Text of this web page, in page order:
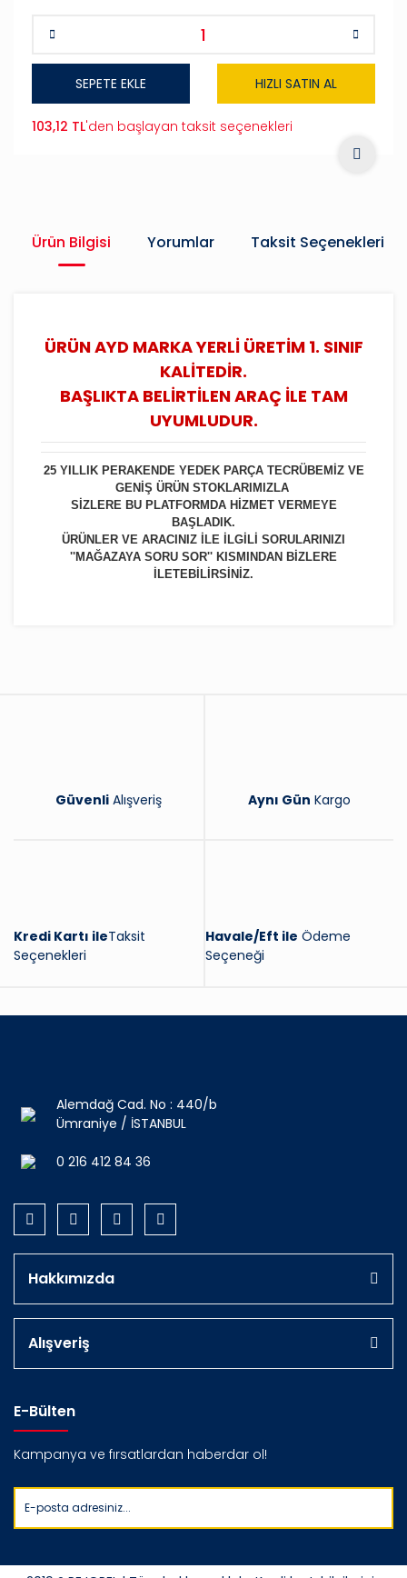
SEPETE EKLE HIZLI SATIN AL
103,12 TL'den başlayan taksit seçenekleri
Ürün Bilgisi Yorumlar Taksit Seçenekleri
ÜRÜN AYD MARKA YERLİ ÜRETİM 1. SINIF
KALİTEDİR.
BAŞLIKTA BELİRTİLEN ARAÇ İLE TAM
UYUMLUDUR.
25 YILLIK PERAKENDE YEDEK PARÇA TECRÜBEMİZ VE
GENİŞ ÜRÜN STOKLARIMIZLA
SİZLERE BU PLATFORMDA HİZMET VERMEYE
BAŞLADIK.
ÜRÜNLER VE ARACINIZ İLE İLGİLİ SORULARINIZI
''MAĞAZAYA SORU SOR'' KISMINDAN BİZLERE
İLETEBİLİRSİNİZ.
Güvenli Alışveriş Aynı Gün Kargo
Kredi Kartı ileTaksit
Seçenekleri
Havale/Eft ile Ödeme
Seçeneği
Alemdağ Cad. No : 440/b
Ümraniye / İSTANBUL
0 216 412 84 36
Hakkımızda
Alışveriş
E-Bülten
Kampanya ve fırsatlardan haberdar ol!